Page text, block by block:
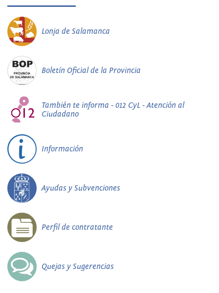
Lonja de Salamanca
Boletín Oficial de la Provincia
También te informa - 012 CyL - Atención al
Ciudadano
Información
Ayudas y Subvenciones
Perfil de contratante
Quejas y Sugerencias